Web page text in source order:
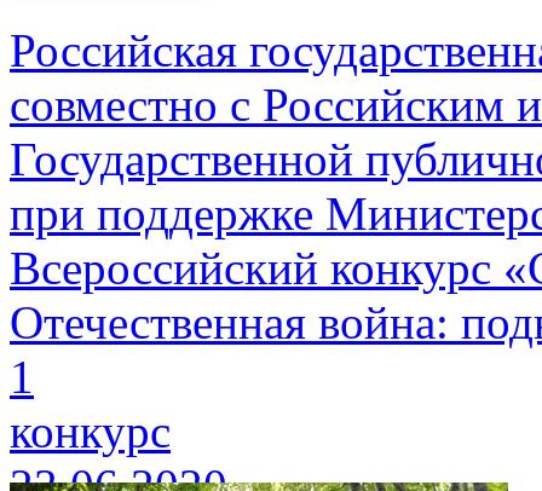
Российская
совместно с Российским
Государственной
при поддержке
Всероссийский конкурс
Отечественная война:
1
конкурс